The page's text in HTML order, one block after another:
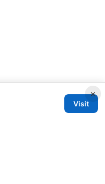
×
Visit